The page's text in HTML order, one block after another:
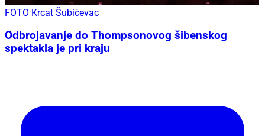
FOTO Krcat Šubićevac
Odbrojavanje do Thompsonovog šibenskog
spektakla je pri kraju